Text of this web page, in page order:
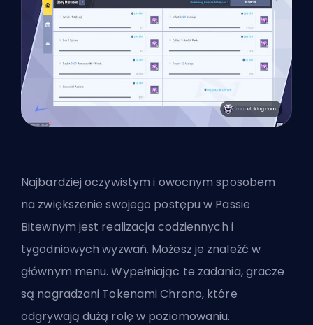
Najbardziej oczywistym i owocnym sposobem
na zwiększenie swojego postępu w Passie
Bitewnym jest realizacja codziennych i
tygodniowych wyzwań. Możesz je znaleźć w
głównym menu. Wypełniając te zadania, gracze
są nagradzani Tokenami Chrono, które
odgrywają dużą rolę w poziomowaniu.